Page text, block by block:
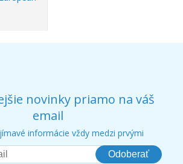
novinky priamo na váš
email
informácie vždy medzi prvými
Odoberať